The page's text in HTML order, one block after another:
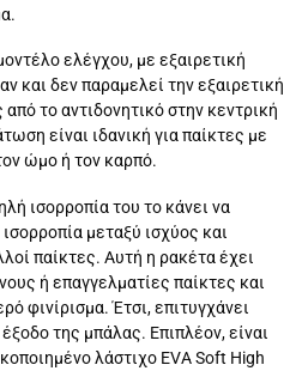
ελέγχου, με εξαιρετική
και δεν παραμελεί την εξαιρετική
το αντιδονητικό στην κεντρική
είναι ιδανική για παίκτες με
ώμο ή τον καρπό.
ισορροπία του το κάνει να
μεταξύ ισχύος και
παίκτες. Αυτή η ρακέτα έχει
ή επαγγελματίες παίκτες και
φινίρισμα. Έτσι, επιτυγχάνει
της μπάλας. Επιπλέον, είναι
λάστιχο EVA Soft High